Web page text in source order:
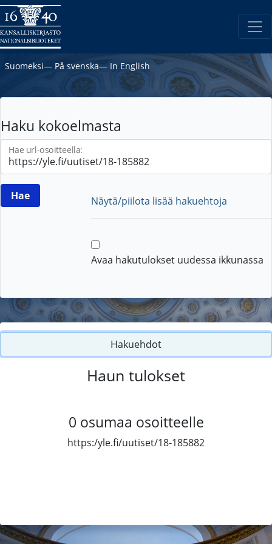
Suomeksi― På svenska― In English
Haku kokoelmasta
Hae url-osoitteella:
Näytä/piilota lisää hakuehtoja
Avaa hakutulokset uudessa ikkunassa
Hakuehdot
Haun tulokset
0 osumaa osoitteelle
https:/yle.fi/uutiset/18-185882